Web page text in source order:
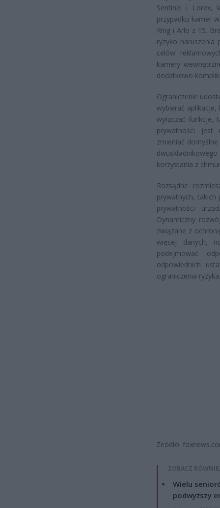
Sentinel i Lorex,
przypadku kamer
Ring i Arlo z 15.
ryzyko naruszenia
celów
kamery
dodatkowo
Ograniczenie
wybierać
wyłączać funkcje,
prywatności jest
zmieniać
korzystania z
Rozsądne
prywatnych, takich
prywatności
Dynamiczny
związane z
więcej danych,
podejmować
odpowiednich
ograniczenia ryzyka.
Żeódło:
ZOBACZ
Wielu
podwyższy